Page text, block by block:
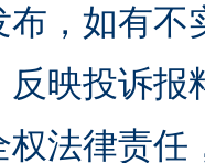
，如有
反映投诉
法律责